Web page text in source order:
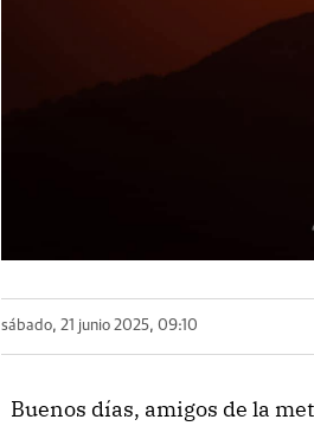
sábado, 21 junio 2025, 09:10
Buenos días, amigos de la